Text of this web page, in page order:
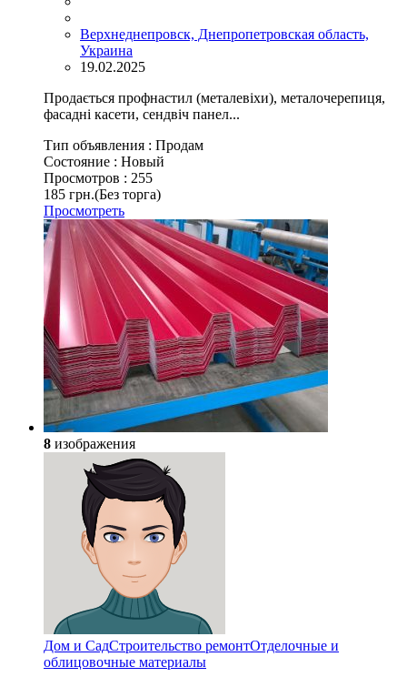
Верхнеднепровск, Днепропетровская область,
Украина
19.02.2025
Продається профнастил (металевіхи), металочерепиця,
фасадні касети, сендвіч панел...
Тип объявления : Продам
Состояние : Новый
Просмотров : 255
185 грн.(Без торга)
Просмотреть
8 изображения
Дом и СадСтроительство ремонтОтделочные и
облицовочные материалы